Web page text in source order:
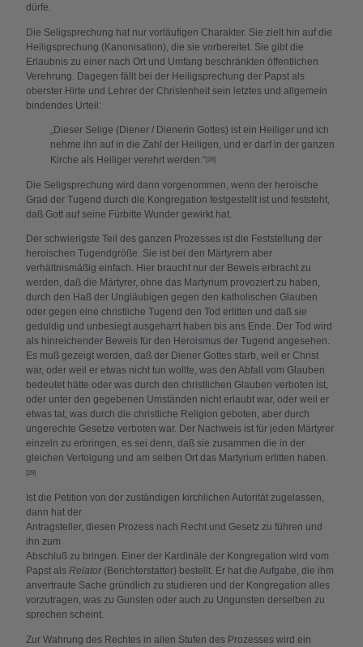
dürfe.
Die Seligsprechung hat nur vorläufigen Charakter. Sie zielt hin auf die
Heiligsprechung (Kanonisation), die sie vorbereitet. Sie gibt die
Erlaubnis zu einer nach Ort und Umfang beschränkten öffentlichen
Verehrung. Dagegen fällt bei der Heiligsprechung der Papst als
oberster Hirte und Lehrer der Christenheit sein letztes und allgemein
bindendes Urteil:
„Dieser Selige (Diener / Dienerin Gottes) ist ein Heiliger und ich
nehme ihn auf in die Zahl der Heiligen, und er darf in der ganzen
Kirche als Heiliger verehrt werden.“[28]
Die Seligsprechung wird dann vorgenommen, wenn der heroische
Grad der Tugend durch die Kongregation festgestellt ist und feststeht,
daß Gott auf seine Fürbitte Wunder gewirkt hat.
Der schwierigste Teil des ganzen Prozesses ist die Feststellung der
heroischen Tugendgröße. Sie ist bei den Märtyrern aber
verhältnismäßig einfach. Hier braucht nur der Beweis erbracht zu
werden, daß die Märtyrer, ohne das Martyrium provoziert zu haben,
durch den Haß der Ungläubigen gegen den katholischen Glauben
oder gegen eine christliche Tugend den Tod erlitten und daß sie
geduldig und unbesiegt ausgeharrt haben bis ans Ende. Der Tod wird
als hinreichender Beweis für den Heroismus der Tugend angesehen.
Es muß gezeigt werden, daß der Diener Gottes starb, weil er Christ
war, oder weil er etwas nicht tun wollte, was den Abfall vom Glauben
bedeutet hätte oder was durch den christlichen Glauben verboten ist,
oder unter den gegebenen Umständen nicht erlaubt war, oder weil er
etwas tat, was durch die christliche Religion geboten, aber durch
ungerechte Gesetze verboten war. Der Nachweis ist für jeden Märtyrer
einzeln zu erbringen, es sei denn, daß sie zusammen die in der
gleichen Verfolgung und am selben Ort das Martyrium erlitten haben.
[29]
Ist die Petition von der zuständigen kirchlichen Autorität zugelassen,
dann hat der
Antragsteller, diesen Prozess nach Recht und Gesetz zu führen und
ihn zum
Abschluß zu bringen. Einer der Kardinäle der Kongregation wird vom
Papst als Relator (Berichterstatter) bestellt. Er hat die Aufgabe, die ihm
anvertraute Sache gründlich zu studieren und der Kongregation alles
vorzutragen, was zu Gunsten oder auch zu Ungunsten derselben zu
sprechen scheint.
Zur Wahrung des Rechtes in allen Stufen des Prozesses wird ein